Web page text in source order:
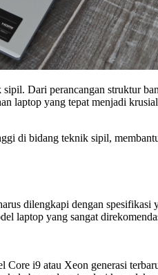
Dari perancangan struktur
laptop yang tepat menjadi
di bidang teknik sipil,
dilengkapi dengan
laptop yang sangat
Core i9 atau Xeon generasi